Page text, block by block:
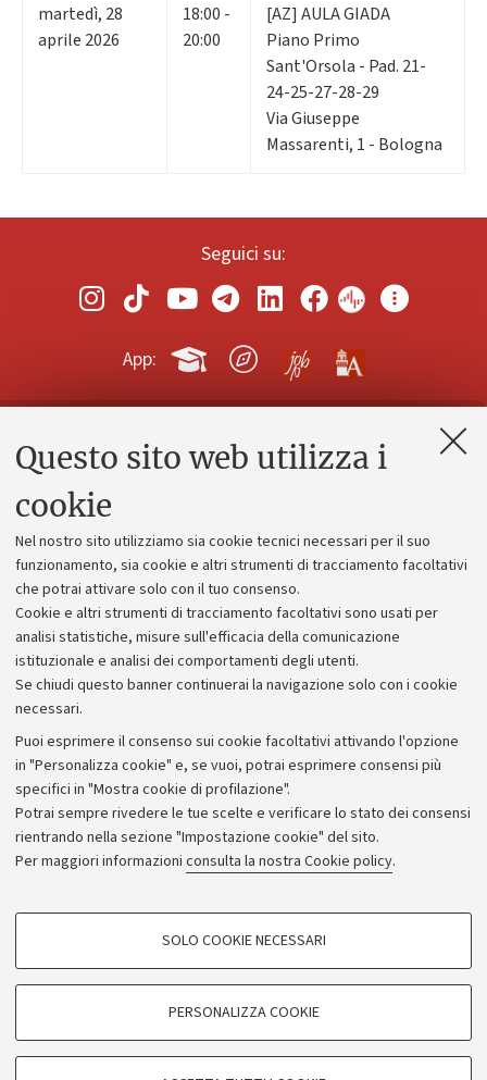
Questo sito web utilizza i
cookie
Nel nostro sito utilizziamo sia cookie tecnici necessari per il suo
funzionamento, sia cookie e altri strumenti di tracciamento facoltativi
che potrai attivare solo con il tuo consenso.
Cookie e altri strumenti di tracciamento facoltativi sono usati per
analisi statistiche, misure sull'efficacia della comunicazione
istituzionale e analisi dei comportamenti degli utenti.
Se chiudi questo banner continuerai la navigazione solo con i cookie
necessari.
Puoi esprimere il consenso sui cookie facoltativi attivando l'opzione
in "Personalizza cookie" e, se vuoi, potrai esprimere consensi più
specifici in "Mostra cookie di profilazione".
Potrai sempre rivedere le tue scelte e verificare lo stato dei consensi
rientrando nella sezione "Impostazione cookie" del sito.
Per maggiori informazioni consulta la nostra Cookie policy.
COOKIE DI PROFILAZIONE - FACOLTATIVI
SOLO COOKIE NECESSARI
PERSONALIZZA COOKIE
martedì, 28
aprile 2026
18:00 -
20:00
[AZ] AULA GIADA
Piano Primo
Sant'Orsola - Pad. 21-
24-25-27-28-29
Via Giuseppe
Massarenti, 1 - Bologna
Seguici su:
App:
Contatti e PEC
Alumni community
Piano strategico
Bilanci
Donazioni e 5x1000
Merchandising - UniboStore
Bandi, gare e concorsi
Albo online
Amministrazione trasparente
Atti di notifica
Informazioni sul sito e accessibilità
Dichiarazione di accessibilità
Privacy e note legali
Impostazioni Cookie
©Copyright 2026 - ALMA MATER STUDIORUM - Università di